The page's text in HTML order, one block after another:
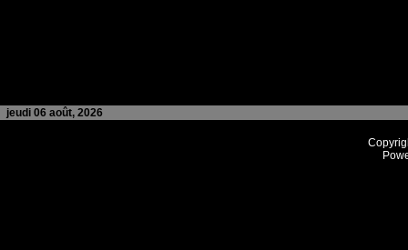
jeudi 06 août, 2026